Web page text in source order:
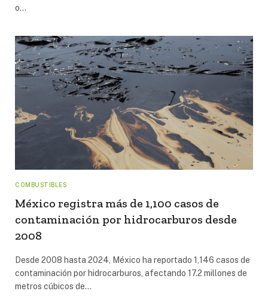
o…
COMBUSTIBLES
México registra más de 1,100 casos de
contaminación por hidrocarburos desde
2008
Desde 2008 hasta 2024, México ha reportado 1,146 casos de
contaminación por hidrocarburos, afectando 17.2 millones de
metros cúbicos de…